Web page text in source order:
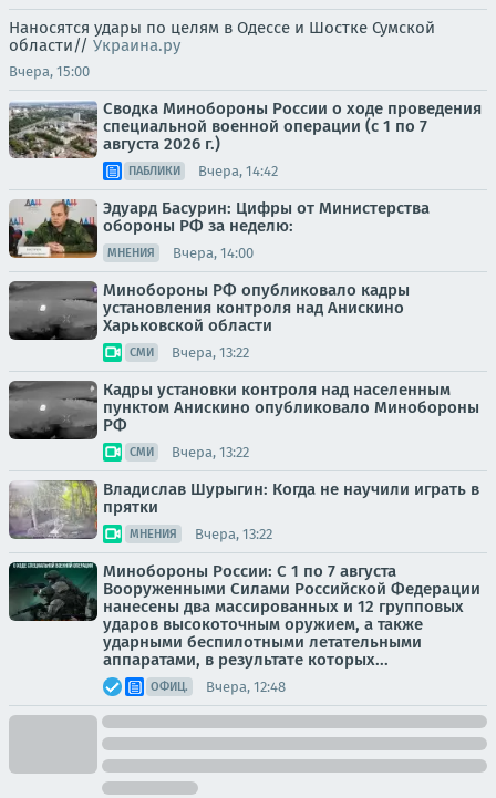
Наносятся удары по целям в Одессе и Шостке Сумской
области// Украина.ру
Вчера, 15:00
Сводка Минобороны России о ходе проведения
специальной военной операции (с 1 по 7
августа 2026 г.)
ПАБЛИКИ Вчера, 14:42
Эдуард Басурин: Цифры от Министерства
обороны РФ за неделю:
МНЕНИЯ Вчера, 14:00
Минобороны РФ опубликовало кадры
установления контроля над Анискино
Харьковской области
СМИ Вчера, 13:22
Кадры установки контроля над населенным
пунктом Анискино опубликовало Минобороны
РФ
СМИ Вчера, 13:22
Владислав Шурыгин: Когда не научили играть в
прятки
МНЕНИЯ Вчера, 13:22
Минобороны России: С 1 по 7 августа
Вооруженными Силами Российской Федерации
нанесены два массированных и 12 групповых
ударов высокоточным оружием, а также
ударными беспилотными летательными
аппаратами, в результате которых...
ОФИЦ. Вчера, 12:48